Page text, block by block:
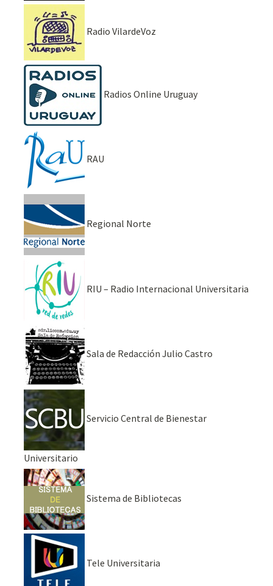
Radio VilardeVoz
Radios Online Uruguay
RAU
Regional Norte
RIU – Radio Internacional Universitaria
Sala de Redacción Julio Castro
Servicio Central de Bienestar
Universitario
Sistema de Bibliotecas
Tele Universitaria